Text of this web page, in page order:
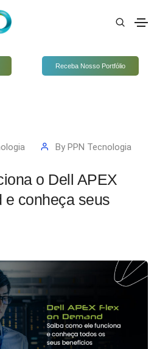
Receba Nosso Portfólio
By PPN Tecnologia
o Dell APEX
e conheça seus